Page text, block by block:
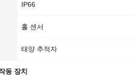
IP66
홀 센서
태양 추적자
동 장치